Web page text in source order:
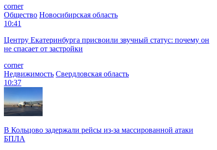
corner
Общество Новосибирская область
10:41
Центру Екатеринбурга присвоили звучный статус: почему он
не спасает от застройки
corner
Недвижимость Свердловская область
10:37
В Кольцово задержали рейсы из-за массированной атаки
БПЛА